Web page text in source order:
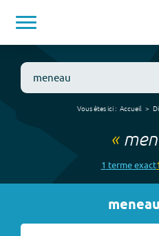
Vous êtes ici : Accueil
«
1 termeexact1
meneau